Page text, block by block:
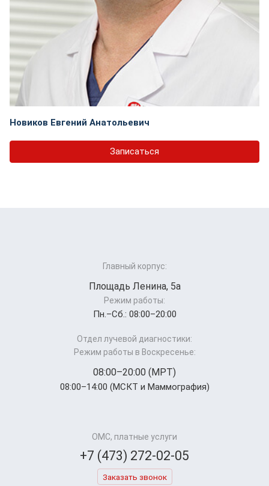
Новиков Евгений Анатольевич
Записаться
Главный корпус:
Площадь Ленина, 5а
Режим работы:
Пн.–Cб.: 08:00–20:00
Отдел лучевой диагностики:
Режим работы в Воскресенье:
08:00–20:00 (МРТ)
08:00–14:00 (МСКТ и Маммография)
ОМС, платные услуги
+7 (473) 272-02-05
Заказать звонок